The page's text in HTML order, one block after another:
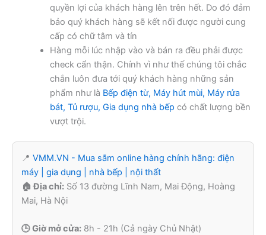
quyền lợi của khách hàng lên trên hết. Do đó đảm
bảo quý khách hàng sẽ kết nối được người cung
cấp có chữ tâm và tín
Hàng mỗi lúc nhập vào và bán ra đều phải được
check cẩn thận. Chính vì như thế chúng tôi chắc
chắn luôn đưa tới quý khách hàng những sản
phẩm như là Bếp điện từ, Máy hút mùi, Máy rửa
bát, Tủ rượu, Gia dụng nhà bếp có chất lượng bền
vượt trội.
📍 VMM.VN - Mua sắm online hàng chính hãng: điện
máy | gia dụng | nhà bếp | nội thất
🏠 Địa chỉ: Số 13 đường Lĩnh Nam, Mai Động, Hoàng
Mai, Hà Nội
🕒 Giờ mở cửa: 8h - 21h (Cả ngày Chủ Nhật)